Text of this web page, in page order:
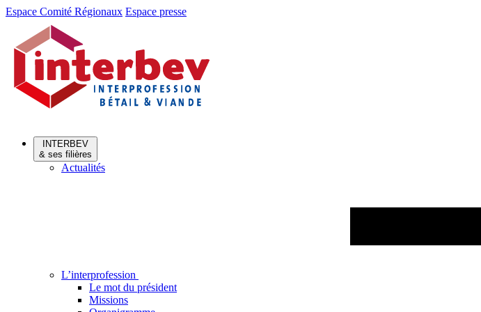
Aller
Aller
contenu
Espace Comité Régionaux Espace presse
INTERBEV
& ses filières
Actualités
L’interprofession
Le mot du président
Missions